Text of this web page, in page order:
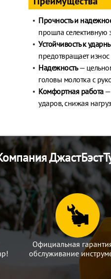
Прочность и
прошла селективную
Устойчивость к
предотвращает износ
Надежность—
головы молотка с
Комфортная работа—
ударов, снижая
Официальная
обслуживание